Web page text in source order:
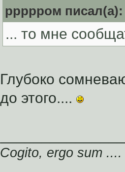
ррррром писал(а):
... то мне
Глубоко
до этого....
Cogito, ergo sum ....